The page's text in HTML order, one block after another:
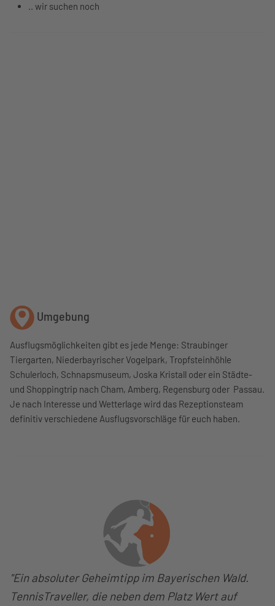
.. wir suchen noch
Umgebung
Ausflugsmöglichkeiten gibt es jede Menge: Straubinger
Tiergarten, Niederbayrischer Vogelpark, Tropfsteinhöhle
Schulerloch, Schnapsmuseum, Joska Kristall oder ein Städte-
und Shoppingtrip nach Cham, Amberg, Regensburg oder Passau.
Je nach Interesse und Wetterlage wird das Rezeptionsteam
definitiv verschiedene Ausflugsvorschläge für euch haben.
"Ein absoluter Geheimtipp im Bayerischen Wald.
TennisTraveller, die neben dem Platz Wert auf